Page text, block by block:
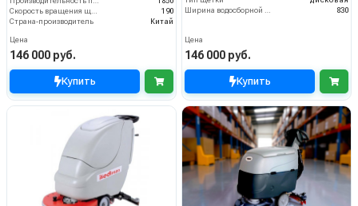
190
Страна-производитель
Китай
Цена
146 000 руб.
Купить
830
Цена
146 000 руб.
Купить